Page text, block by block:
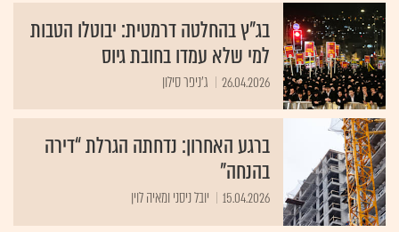
בג"ץ בהחלטה דרמטית: יבוטלו הטבות
למי שלא עמדו בחובת גיוס
26.04.2026 ג'ניפר סילון
ברגע האחרון: נדחתה הגרלת “דירה
בהנחה”
15.04.2026 יובל ניסני ומאיה לוין